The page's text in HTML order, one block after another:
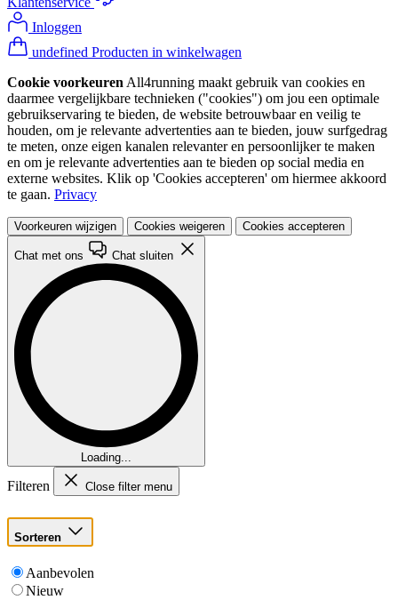
Inloggen
undefined Producten in winkelwagen
Cookie voorkeuren All4running maakt gebruik van cookies en
daarmee vergelijkbare technieken ("cookies") om jou een optimale
gebruikservaring te bieden, de website betrouwbaar en veilig te
houden, om je relevante advertenties aan te bieden, jouw surfgedrag
te meten, onze eigen kanalen relevanter en persoonlijker te maken
en om je relevante advertenties aan te bieden op social media en
externe websites. Klik op 'Cookies accepteren' om hiermee akkoord
te gaan. Privacy
Voorkeuren wijzigen Cookies weigeren Cookies accepteren
Chat met ons Chat sluiten
Loading...
Filteren Close filter menu
Sorteren
Aanbevolen
Nieuw